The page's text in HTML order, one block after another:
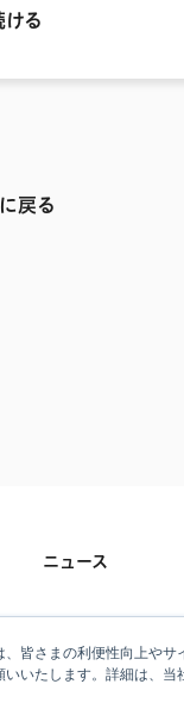
、皆さまの利便性向上や
いいたします。詳細は、当
ける
戻る
ニュース